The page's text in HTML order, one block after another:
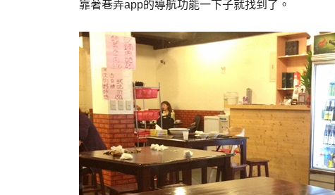
靠著巷弄app的導航功能一下子就找到了。